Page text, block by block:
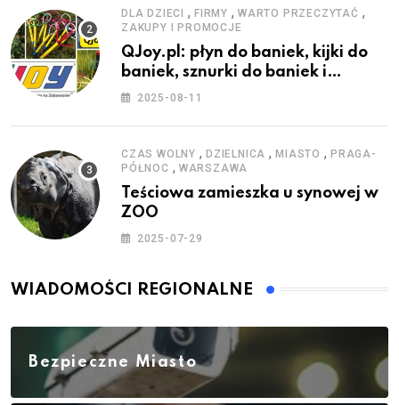
DLA DZIECI , FIRMY , WARTO PRZECZYTAĆ ,
ZAKUPY I PROMOCJE
QJoy.pl: płyn do baniek, kijki do
baniek, sznurki do baniek i
zestawy do baniek
2025-08-11
CZAS WOLNY , DZIELNICA ,MIASTO ,PRAGA-
PÓŁNOC , WARSZAWA
Teściowa zamieszka u synowej w
ZOO
2025-07-29
WIADOMOŚCI REGIONALNE
Bezpieczne Miasto